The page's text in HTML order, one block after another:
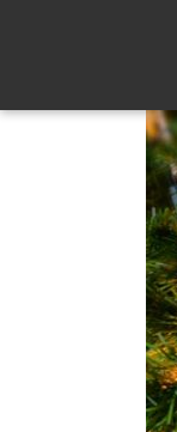
Lompat
konten